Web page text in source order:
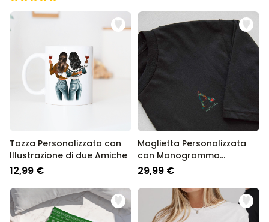
Tazza Personalizzata con
Illustrazione di due Amiche
12,99 €
Maglietta Personalizzata
con Monogramma
Natalizio
29,99 €